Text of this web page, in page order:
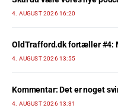
4. AUGUST 2026 16:20
OldTrafford.dk fortæller #4:
4. AUGUST 2026 13:55
Kommentar: Det er noget
4. AUGUST 2026 13:31